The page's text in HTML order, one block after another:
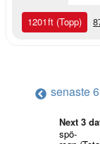
1201ft (Topp)
senaste
Next 3
spö-